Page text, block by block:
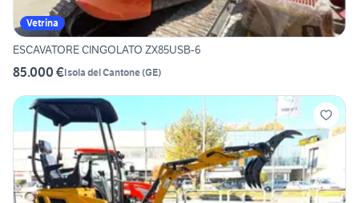
Vetrina
ESCAVATORE CINGOLATO ZX85USB-6
85.000 €Isola del Cantone(GE)